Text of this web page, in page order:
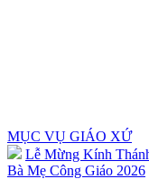
MỤC VỤ GIÁO XỨ
Lễ Mừng Kính
Bà Mẹ Công Giáo 2026